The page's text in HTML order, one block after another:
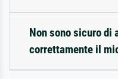
Non sono sicuro di
correttamente il